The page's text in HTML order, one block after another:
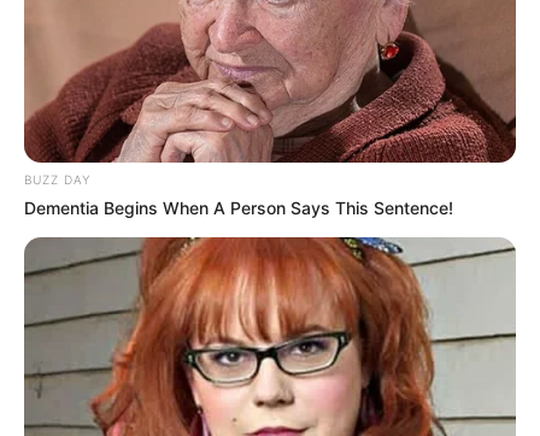
BUZZ DAY
Dementia Begins When A Person Says This Sentence!